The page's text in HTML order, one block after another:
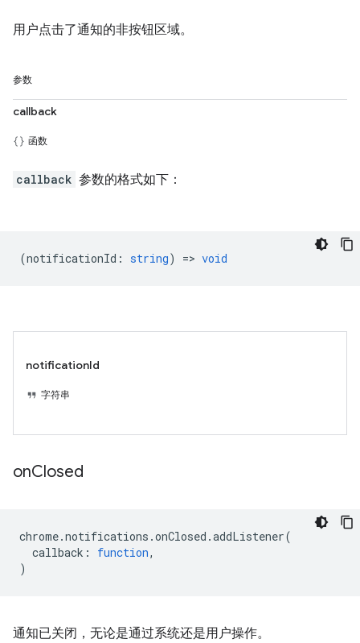
用户点击了通知的非按钮区域。
参数
callback
函数
callback 参数的格式如下：
(notificationId : string) => void
notificationId
字符串
onClosed
chrome.notifications .onClosed .addListener(
callback : function,
)
通知已关闭，无论是通过系统还是用户操作。